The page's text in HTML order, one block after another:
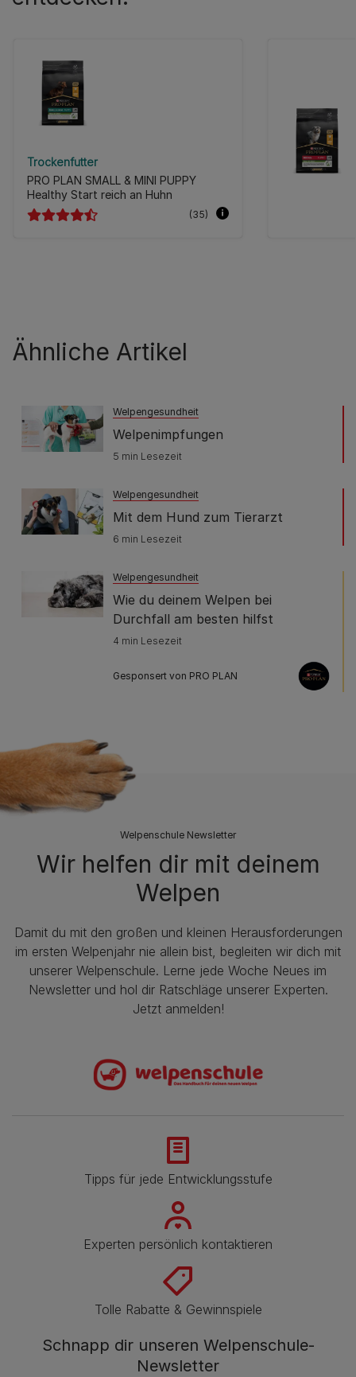
Trockenfutter
PRO PLAN SMALL & MINI PUPPY
Healthy Start reich an Huhn
(35)
Ähnliche Artikel
Welpengesundheit
Welpenimpfungen
5 min Lesezeit
Welpengesundheit
Mit dem Hund zum Tierarzt
6 min Lesezeit
Welpengesundheit
Wie du deinem Welpen bei
Durchfall am besten hilfst
4 min Lesezeit
Gesponsert von PRO PLAN
Welpenschule Newsletter
Wir helfen dir mit deinem
Welpen
Damit du mit den großen und kleinen Herausforderungen
im ersten Welpenjahr nie allein bist, begleiten wir dich mit
unserer Welpenschule. Lerne jede Woche Neues im
Newsletter und hol dir Ratschläge unserer Experten.
Jetzt anmelden!
Tipps für jede Entwicklungsstufe
Experten persönlich kontaktieren
Tolle Rabatte & Gewinnspiele
Schnapp dir unseren Welpenschule-
Newsletter